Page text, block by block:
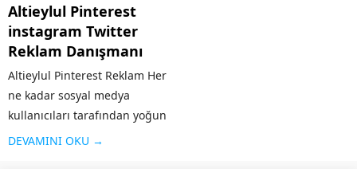
Altieylul Pinterest
instagram Twitter
Reklam Danışmanı
Altieylul Pinterest Reklam Her
ne kadar sosyal medya
kullanıcıları tarafından yoğun
bir şekilde kullanılmasa da
DEVAMINI OKU →